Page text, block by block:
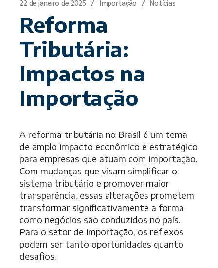
22 de janeiro de 2025 Importação Notícias
Reforma
Tributária:
Impactos na
Importação
A reforma tributária no Brasil é um tema
de amplo impacto econômico e estratégico
para empresas que atuam com importação.
Com mudanças que visam simplificar o
sistema tributário e promover maior
transparência, essas alterações prometem
transformar significativamente a forma
como negócios são conduzidos no país.
Para o setor de importação, os reflexos
podem ser tanto oportunidades quanto
desafios.